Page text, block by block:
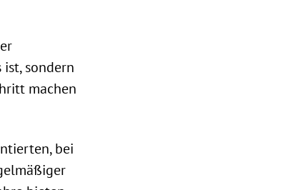
sondern
machen
bei